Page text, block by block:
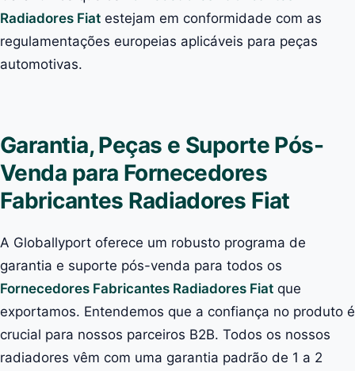
Radiadores Fiat estejam em conformidade com as
regulamentações europeias aplicáveis para peças
automotivas.
Garantia, Peças e Suporte Pós-
Venda para Fornecedores
Fabricantes Radiadores Fiat
A Globallyport oferece um robusto programa de
garantia e suporte pós-venda para todos os
Fornecedores Fabricantes Radiadores Fiat que
exportamos. Entendemos que a confiança no produto é
crucial para nossos parceiros B2B. Todos os nossos
radiadores vêm com uma garantia padrão de 1 a 2